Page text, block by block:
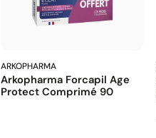
ARKOPHARMA
Arkopharma Forcapil Age
Protect Comprimé 90